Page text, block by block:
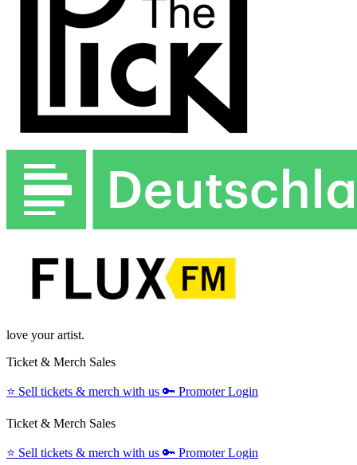
love your artist.
Ticket & Merch Sales
⭐️ Sell tickets & merch with us 🔑 Promoter Login
Ticket & Merch Sales
⭐️ Sell tickets & merch with us 🔑 Promoter Login